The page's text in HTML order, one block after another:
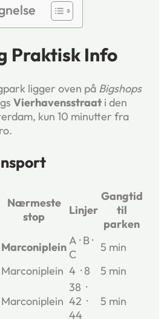
Praktisk Info
ligger oven på Bigshops
Vierhavensstraat i den
kun 10 minutter fra
Nærmeste
stop
Linjer
Gangtid
til
parken
Marconiplein A · B ·
C
5 min
Marconiplein 4 · 8 5 min
Marconiplein
38 ·
42 ·
44
5 min